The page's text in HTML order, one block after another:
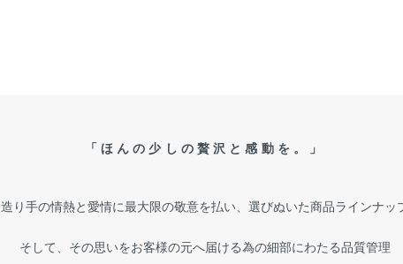
「ほんの少しの贅沢と感動を。」
造り手の情熱と愛情に最大限の敬意を払い、選びぬいた商品ラインナッ
そして、その思いをお客様の元へ届ける為の細部にわたる品質管理